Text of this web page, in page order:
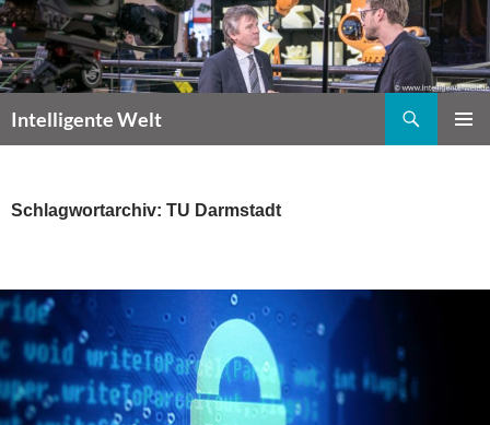
Zum
Inhalt
springen
Intelligente Welt
Schlagwortarchiv: TU Darmstadt